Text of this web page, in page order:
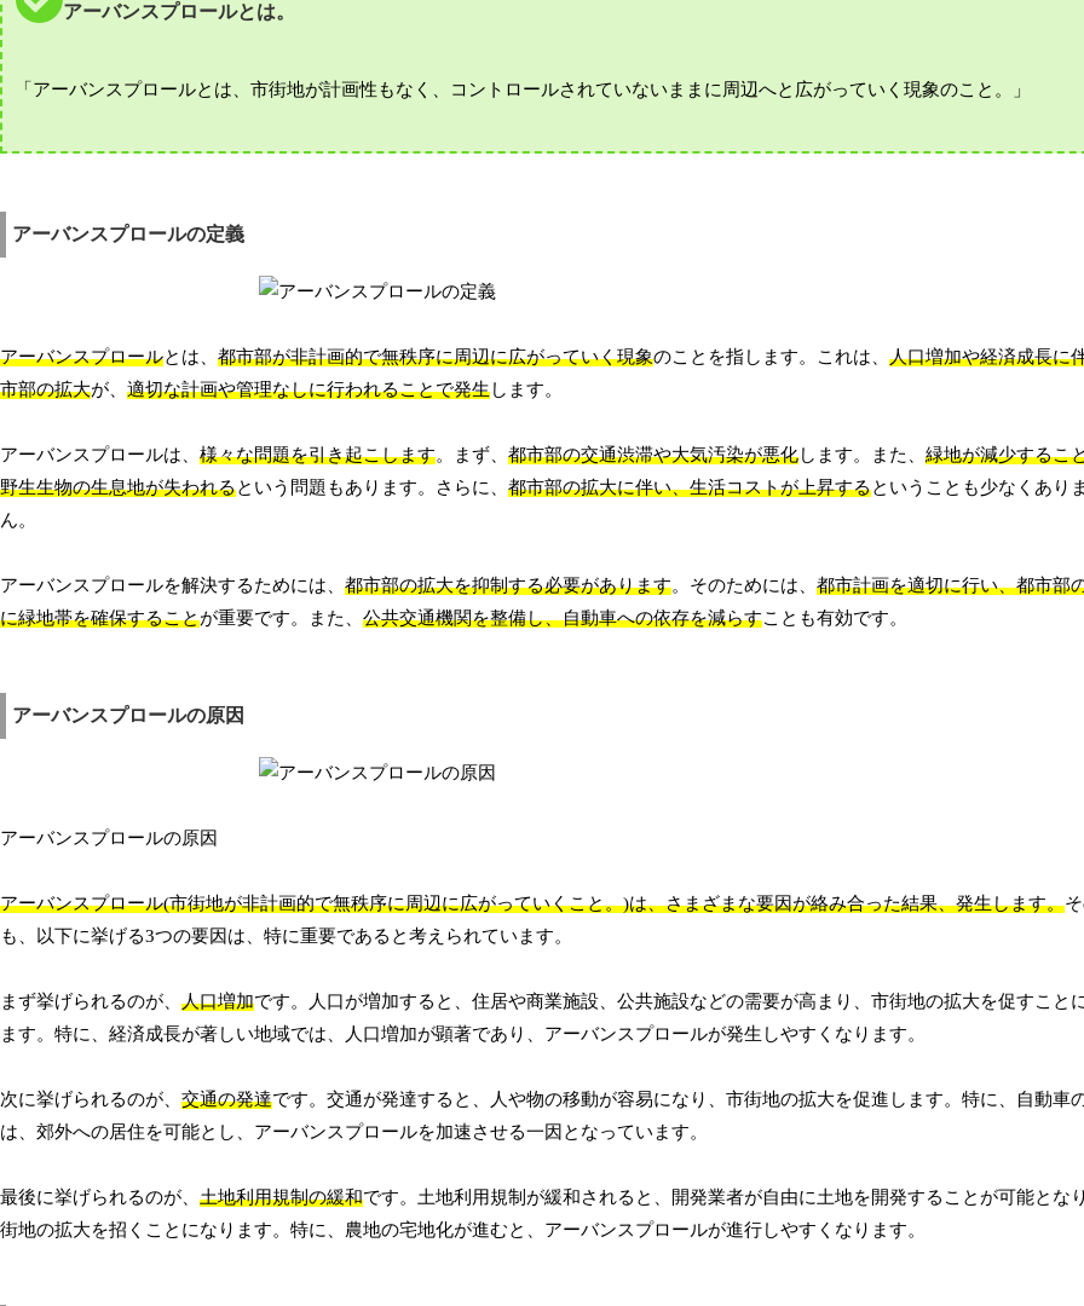
アーバンスプロールとは。
「アーバンスプロールとは、市街地が計画性もなく、コントロールされていないままに周辺へと広がっていく現象のこと。」
アーバンスプロールの定義
アーバンスプロールとは、 都市部が非計画的で無秩序に周辺に広がっていく現象のことを指します。これは、 人口増加や経済成長に
市部の拡大が、 適切な計画や管理なしに行われることで発生します。
アーバンスプロールは、 様々な問題を引き起こします。まず、 都市部の交通渋滞や大気汚染が悪化します。また、 緑地が減少するこ
野生生物の生息地が失われるという問題もあります。さらに、 都市部の拡大に伴い、生活コストが上昇するということも少なくあり
ん。
アーバンスプロールを解決するためには、 都市部の拡大を抑制する必要があります。そのためには、 都市計画を適切に行い、都市部
に緑地帯を確保することが重要です。また、 公共交通機関を整備し、自動車への依存を減らすことも有効です。
アーバンスプロールの原因
アーバンスプロールの原因
アーバンスプロール(市街地が非計画的で無秩序に周辺に広がっていくこと。)は、さまざまな要因が絡み合った結果、発生します。
も、以下に挙げる3つの要因は、特に重要であると考えられています。
まず挙げられるのが、 人口増加です。人口が増加すると、住居や商業施設、公共施設などの需要が高まり、市街地の拡大を促すこと
ます。特に、経済成長が著しい地域では、人口増加が顕著であり、アーバンスプロールが発生しやすくなります。
次に挙げられるのが、 交通の発達です。交通が発達すると、人や物の移動が容易になり、市街地の拡大を促進します。特に、自動車
は、郊外への居住を可能とし、アーバンスプロールを加速させる一因となっています。
最後に挙げられるのが、 土地利用規制の緩和です。土地利用規制が緩和されると、開発業者が自由に土地を開発することが可能とな
街地の拡大を招くことになります。特に、農地の宅地化が進むと、アーバンスプロールが進行しやすくなります。